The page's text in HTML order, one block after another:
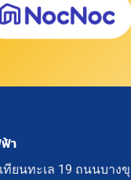
า
ทียนทะเล 19 ถนนบาง